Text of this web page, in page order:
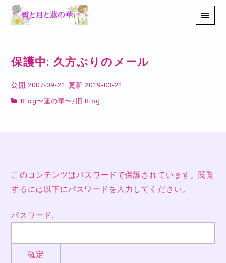
保護中: 久方ぶりのメール
公開:2007-09-21 更新:2019-03-21
Blog〜蓮の華〜 / 旧 Blog
このコンテンツはパスワードで保護されています。閲覧
するには以下にパスワードを入力してください。
パスワード: